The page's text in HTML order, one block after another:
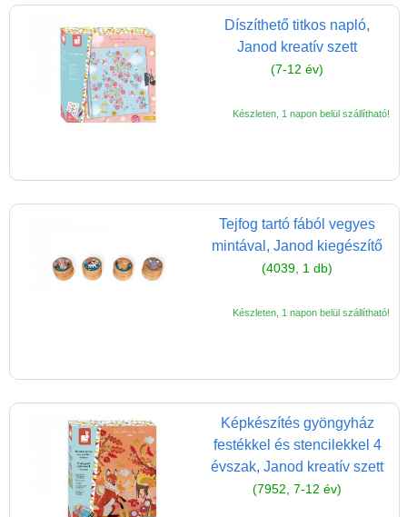
Díszíthető titkos napló,
Janod kreatív szett
(7-12 év)
Készleten, 1 napon belül szállítható!
Tejfog tartó fából vegyes
mintával, Janod kiegészítő
(4039, 1 db)
Készleten, 1 napon belül szállítható!
Képkészítés gyöngyház
festékkel és stencilekkel 4
évszak, Janod kreatív szett
(7952, 7-12 év)
Vélemények
ÁSZF
Szállítási költség 1490 Ft-tól,
kedvezmény
Miért vásárolj nálunk?
Akiket támogatunk